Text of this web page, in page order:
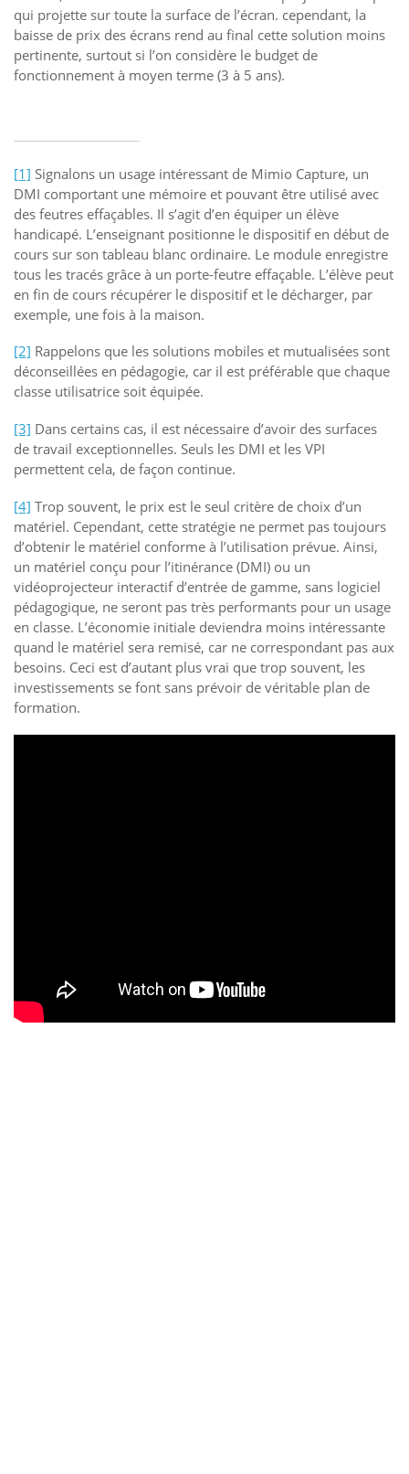
qui projette sur toute la surface de l’écran. cependant, la
baisse de prix des écrans rend au final cette solution moins
pertinente, surtout si l’on considère le budget de
fonctionnement à moyen terme (3 à 5 ans).
[1] Signalons un usage intéressant de Mimio Capture, un
DMI comportant une mémoire et pouvant être utilisé avec
des feutres effaçables. Il s’agit d’en équiper un élève
handicapé. L’enseignant positionne le dispositif en début de
cours sur son tableau blanc ordinaire. Le module enregistre
tous les tracés grâce à un porte-feutre effaçable. L’élève peut
en fin de cours récupérer le dispositif et le décharger, par
exemple, une fois à la maison.
[2] Rappelons que les solutions mobiles et mutualisées sont
déconseillées en pédagogie, car il est préférable que chaque
classe utilisatrice soit équipée.
[3] Dans certains cas, il est nécessaire d’avoir des surfaces
de travail exceptionnelles. Seuls les DMI et les VPI
permettent cela, de façon continue.
[4] Trop souvent, le prix est le seul critère de choix d’un
matériel. Cependant, cette stratégie ne permet pas toujours
d’obtenir le matériel conforme à l’utilisation prévue. Ainsi,
un matériel conçu pour l’itinérance (DMI) ou un
vidéoprojecteur interactif d’entrée de gamme, sans logiciel
pédagogique, ne seront pas très performants pour un usage
en classe. L’économie initiale deviendra moins intéressante
quand le matériel sera remisé, car ne correspondant pas aux
besoins. Ceci est d’autant plus vrai que trop souvent, les
investissements se font sans prévoir de véritable plan de
formation.